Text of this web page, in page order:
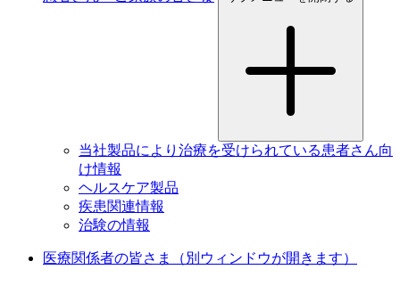
当社製品により治療を受けられている患者さん向
け情報
ヘルスケア製品
疾患関連情報
治験の情報
医療関係者の皆さま （別ウィンドウが開きます）